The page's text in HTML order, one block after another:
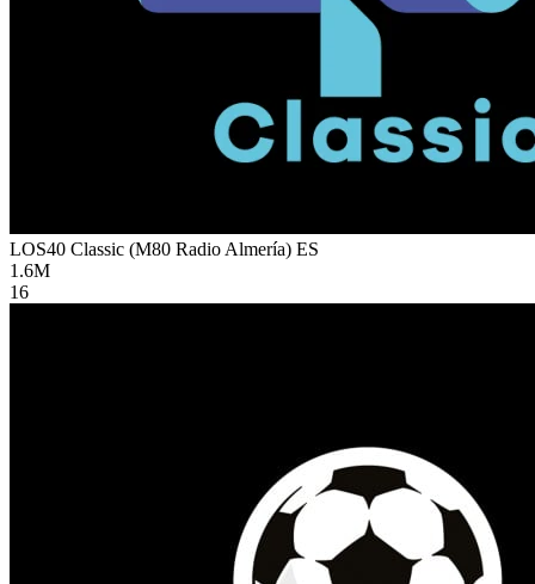
LOS40 Classic (M80 Radio Almería) ES
1.6M
16